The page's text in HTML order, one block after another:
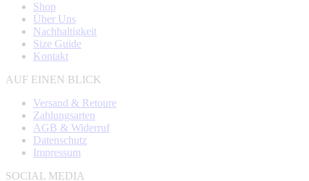
Shop
Über Uns
Nachhaltigkeit
Size Guide
Kontakt
AUF EINEN BLICK
Versand & Retoure
Zahlungsarten
AGB & Widerruf
Datenschutz
Impressum
SOCIAL MEDIA